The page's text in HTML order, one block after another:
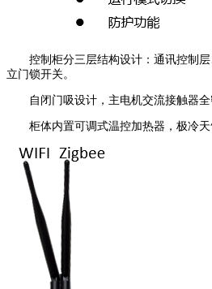
控制柜分三层结构设计：通讯控制层
立门锁开关。
自闭门吸设计，主电机交流接触器全
柜体内置可调式温控加热器，极冷天